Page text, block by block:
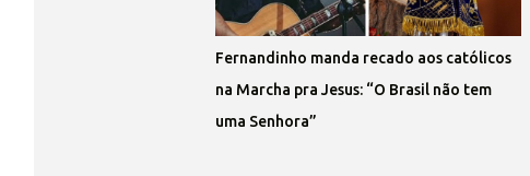
Fernandinho manda recado aos católicos
na Marcha pra Jesus: “O Brasil não tem
uma Senhora”